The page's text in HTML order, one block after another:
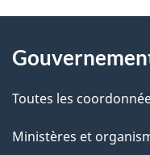
i
l
s
propos
de
ce
Toutes les
Ministères et